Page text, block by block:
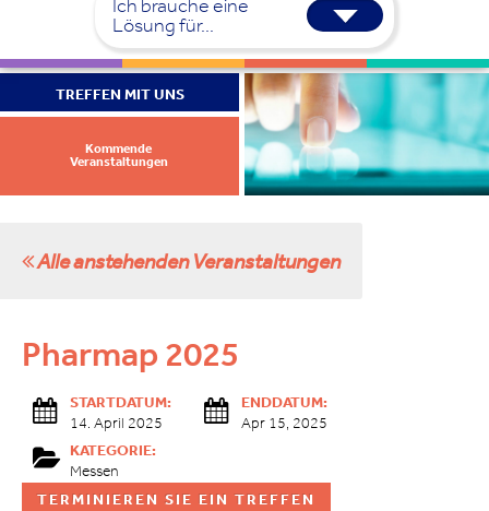
Ich brauche eine
Lösung für...
TREFFEN MIT UNS
Kommende
Veranstaltungen
Alle anstehenden Veranstaltungen
Pharmap 2025
STARTDATUM:
14. April 2025
ENDDATUM:
Apr 15, 2025
KATEGORIE:
Messen
TERMINIEREN SIE EIN TREFFEN